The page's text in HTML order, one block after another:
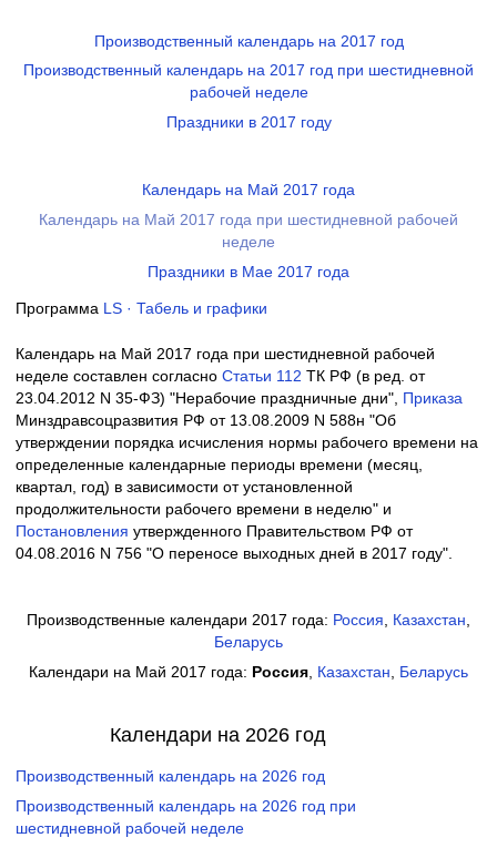
Производственный календарь на 2017 год
Производственный календарь на 2017 год при шестидневной
рабочей неделе
Праздники в 2017 году
Календарь на Май 2017 года
Календарь на Май 2017 года при шестидневной рабочей
неделе
Праздники в Мае 2017 года
Программа LS · Табель и графики
Календарь на Май 2017 года при шестидневной рабочей
неделе составлен согласно Cтатьи 112 ТК РФ (в ред. от
23.04.2012 N 35-ФЗ) "Нерабочие праздничные дни", Приказа
Минздравсоцразвития РФ от 13.08.2009 N 588н "Об
утверждении порядка исчисления нормы рабочего времени на
определенные календарные периоды времени (месяц,
квартал, год) в зависимости от установленной
продолжительности рабочего времени в неделю" и
Постановления утвержденного Правительством РФ от
04.08.2016 N 756 "О переносе выходных дней в 2017 году".
Производственные календари 2017 года: Россия, Казахстан,
Беларусь
Календари на Май 2017 года: Россия, Казахстан, Беларусь
Календари на 2026 год
Производственный календарь на 2026 год
Производственный календарь на 2026 год при
шестидневной рабочей неделе